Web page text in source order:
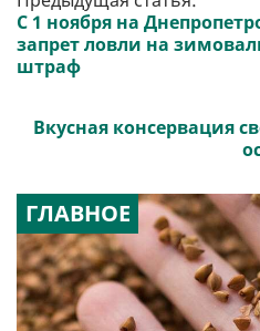
С 1 ноября на
запрет ловли на
штраф
Вкусная консервация
ГЛАВНОЕ